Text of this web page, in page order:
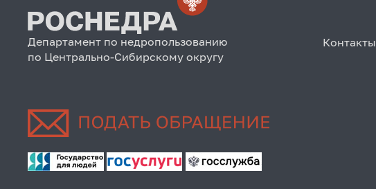
Департамент по недропользованию
по Центрально-Сибирскому округу
Контакты